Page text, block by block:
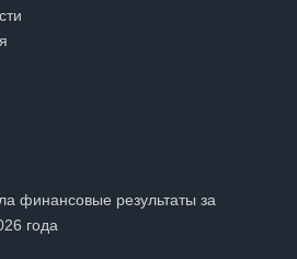
финансовые результаты за
года